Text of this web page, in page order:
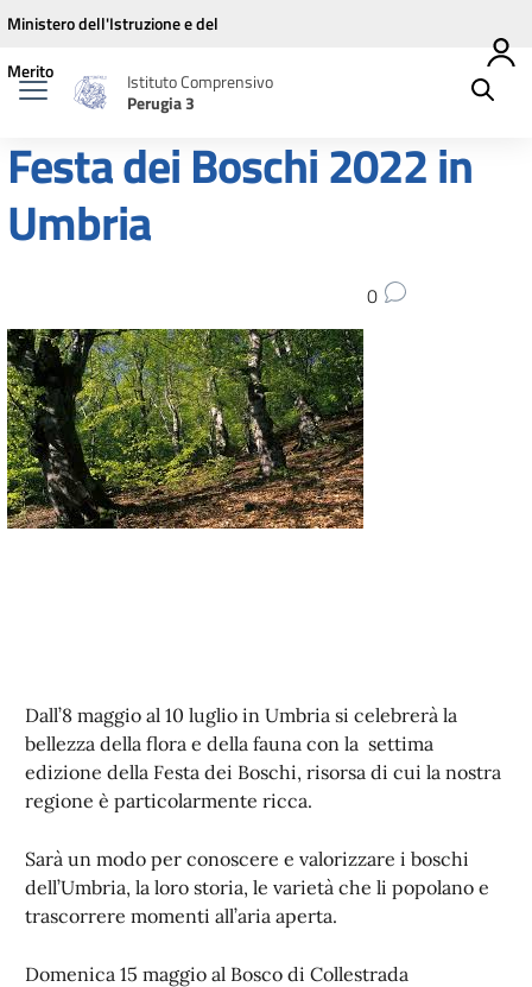
Vai ai contenuti
Vai al menu di navigazione
Vai al footer
Ministero dell'Istruzione e del
Merito
Istituto Comprensivo
Perugia 3
Festa dei Boschi 2022 in
Umbria
0
Dall’8 maggio al 10 luglio in Umbria si celebrerà la
bellezza della flora e della fauna con la settima
edizione della Festa dei Boschi, risorsa di cui la nostra
regione è particolarmente ricca.
Sarà un modo per conoscere e valorizzare i boschi
dell’Umbria, la loro storia, le varietà che li popolano e
trascorrere momenti all’aria aperta.
Domenica 15 maggio al Bosco di Collestrada